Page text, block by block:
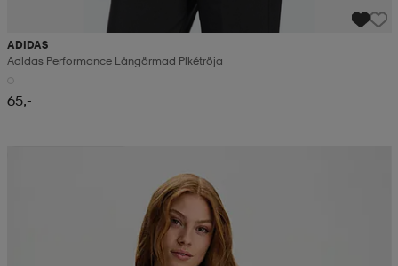
ADIDAS
Adidas Performance Långärmad Pikétröja
65,-